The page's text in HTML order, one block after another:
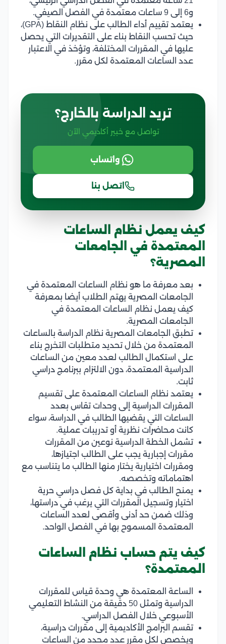
و6 إلى 9 ساعات معتمدة في الفصل الصيفي.
يعتمد تقييم أداء الطالب على نظام النقاط (GPA)،
حيث تحسب النقاط بناء على التقديرات التي يحصل
عليها في المقررات المختلفة، وتؤخذ في الاعتبار
عدد الساعات المعتمدة لكل مقرر.
تريد الدراسة بالخارج؟
تواصل مع خبير أكاديمي الآن
واتساب
اتصل بنا
كيف يعمل نظام الساعات
المعتمدة في الجامعات
المصرية؟
بعد معرفة ما هو نظام الساعات المعتمدة في
الجامعات المصرية يهتم الطلاب أيضا بمعرفة
كيف يعمل نظام الساعات المعتمدة في
الجامعات المصرية.
تطبق الجامعات المصرية نظام الدراسة بالساعات
المعتمدة من خلال تحديد متطلبات التخرج بناء
على استكمال الطالب لعدد معين من الساعات
الدراسية المعتمدة، دون الالتزام ببرنامج دراسي
ثابت.
يعتمد نظام الساعات المعتمدة على تقسيم
المقررات الدراسية إلى وحدات تقاس بعدد
الساعات التي يقضيها الطالب في الدراسة، سواء
كانت محاضرات نظرية أو تدريبات عملية.
تشمل الخطة الدراسية نوعين من المقررات
مقررات إجبارية يجب على الطالب اجتيازها،
ومقررات اختيارية يختار منها الطالب ما يتناسب مع
اهتماماته وتخصصه.
يمنح الطالب في بداية كل فصل دراسي حرية
اختيار وتسجيل المقررات التي يرغب في دراستها،
وذلك ضمن حد أدنى وأقصى لعدد الساعات
المعتمدة المسموح بها في الفصل الواحد.
كيف يتم حساب نظام الساعات
المعتمدة؟
الساعة المعتمدة هي وحدة قياس للمقررات
الدراسية وتمثل 50 دقيقة من النشاط التعليمي
الأسبوعي خلال الفصل الدراسي.
تقسم البرامج الأكاديمية إلى مقررات دراسية،
ويخصص لكل مقرر عدد محدد من الساعات